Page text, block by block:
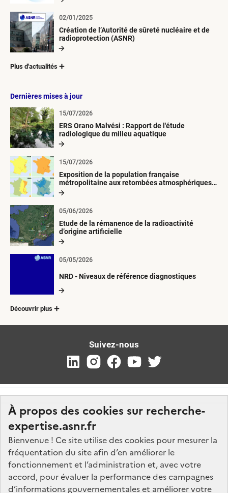
À propos des cookies sur recherche-
expertise.asnr.fr
Bienvenue ! Ce site utilise des cookies pour mesurer la
fréquentation du site afin d’en améliorer le
fonctionnement et l’administration et, avec votre
accord, pour évaluer la performance des campagnes
d’informations gouvernementales et améliorer votre
Création de l’Autorité de sûreté nucléaire et de
radioprotection (ASNR)
02/01/2025
Plus d'actualités
Dernières mises à jour
ERS Orano Malvési : Rapport de l'étude
radiologique du milieu aquatique
15/07/2026
Exposition de la population française
métropolitaine aux retombées atmosphériques
radioactives depuis 1945
15/07/2026
Etude de la rémanence de la radioactivité
d’origine artificielle
05/06/2026
NRD - Niveaux de référence diagnostiques
05/05/2026
Découvrir plus
Suivez-nous
Nos marchés
Nos offres d'emploi